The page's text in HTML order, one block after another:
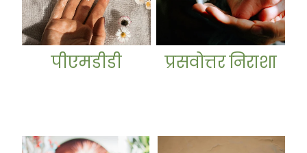
पीएमडीडी प्रसवोत्तर निराशा
ठीक होना